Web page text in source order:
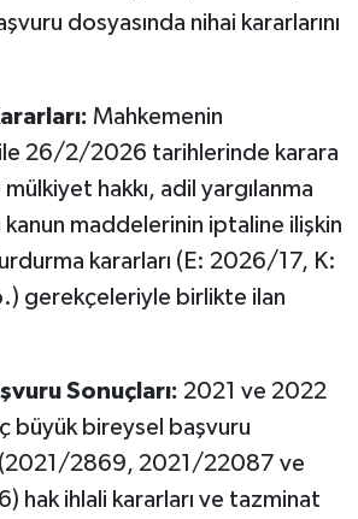
dosyasında nihai kararlarını
Mahkemenin
26/2/2026 tarihlerinde karara
mülkiyet hakkı, adil yargılanma
kanun maddelerinin iptaline ilişkin
kararları (E: 2026/17, K:
gerekçeleriyle birlikte ilan
Sonuçları: 2021 ve 2022
büyük bireysel başvuru
(2021/2869, 2021/22087 ve
hak ihlali kararları ve tazminat